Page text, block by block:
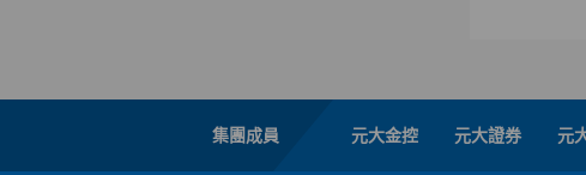
集團成員 元大金控 元大證券 元